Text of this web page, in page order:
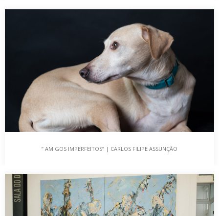
Jorge Taylor, Autor Quero recordar, hoje, 8 de março…
” AMIGOS IMPERFEITOS” | CARLOS FILIPE
ASSUNÇÃO
Jorge Taylor, o Autor do Blog O Dia Mundial do Animal
” AMIGOS IMPERFEITOS” | CARLOS FILIPE ASSUNÇÃO